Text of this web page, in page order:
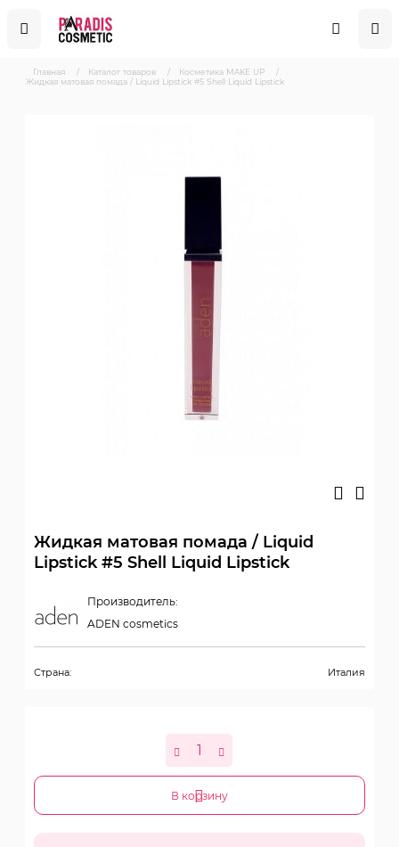
Главная / Каталог товаров / Косметика MAKE UP
/
Жидкая матовая помада / Liquid Lipstick #5 Shell Liquid Lipstick
Жидкая матовая помада / Liquid
Lipstick #5 Shell Liquid Lipstick
Производитель:
ADEN cosmetics
Страна: Италия
В корзину